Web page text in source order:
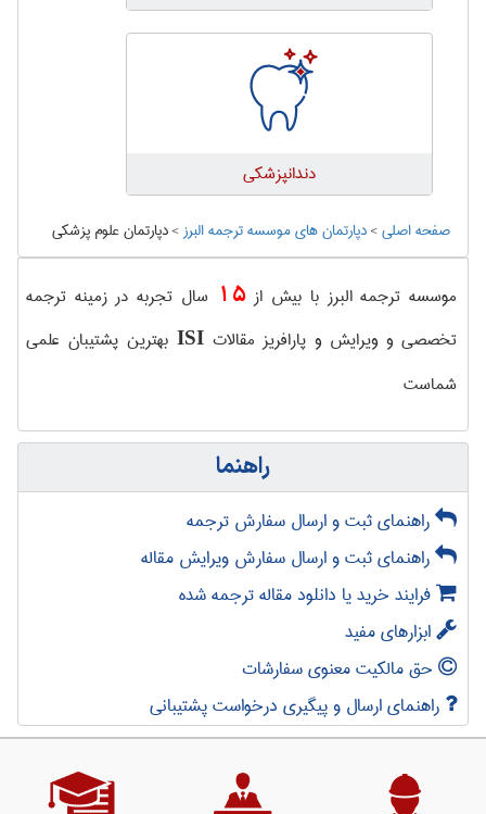
دندانپزشكی
صفحه اصلی>دپارتمان های موسسه ترجمه البرز>دپارتمان علوم پزشكی
موسسه ترجمه البرز با بیش از15 سال تجربه در زمینه ترجمه
تخصصی و ویرایش و پارافریز مقالاتISI بهترین پشتیبان علمی
شماست
راهنما
راهنمای ثبت و ارسال سفارش ترجمه
راهنمای ثبت و ارسال سفارش ویرایش مقاله
فرایند خرید یا دانلود مقاله ترجمه شده
ابزارهای مفید
حق مالکیت معنوی سفارشات
راهنمای ارسال و پیگیری درخواست پشتیبانی